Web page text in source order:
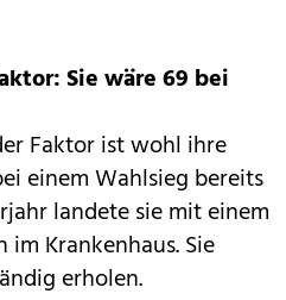
Sie wäre 69 bei
Faktor ist wohl ihre
einem Wahlsieg bereits
landete sie mit einem
Krankenhaus. Sie
erholen.